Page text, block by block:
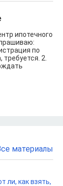
ипотечного
по
2.
материалы
ли, как взять,